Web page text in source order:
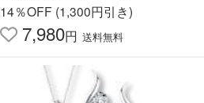
14％OFF (1,300円引き)
7,980円 送料無料